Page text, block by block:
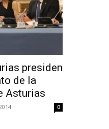
presiden
de la
Asturias
0